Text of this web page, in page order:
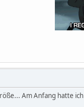
Am Anfang hatte